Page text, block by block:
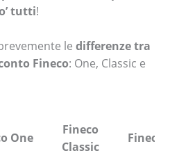
tutti!
ledifferenze tra
Fineco: One, Classic e
One
Fineco
Classic
Fineco